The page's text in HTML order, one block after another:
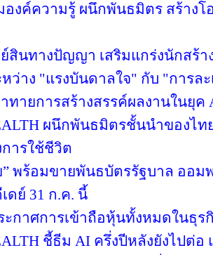
องค์ความรู้ ผนึกพันธมิตร สร้าง
สินทางปัญญา เสริมแกร่งนักสร้า
หว่าง "แรงบันดาลใจ" กับ "การ
ทายการสร้างสรรค์ผลงานในยุค
ผนึกพันธมิตรชั้นนำของไ
ารใช้ชีวิต
” พร้อมขายพันธบัตรรัฐบาล ออ
เดย์ 31 ก.ค. นี้
ะกาศการเข้าถือหุ้นทั้งหมดในธุร
ชี้ธีม AI ครึ่งปีหลังยังไปต่